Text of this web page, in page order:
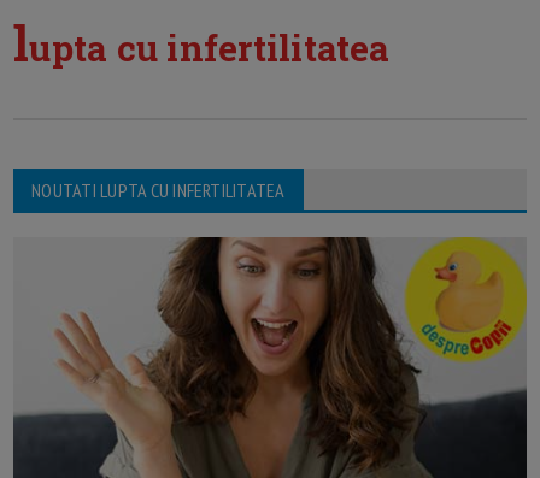
lupta cu infertilitatea
NOUTATI LUPTA CU INFERTILITATEA